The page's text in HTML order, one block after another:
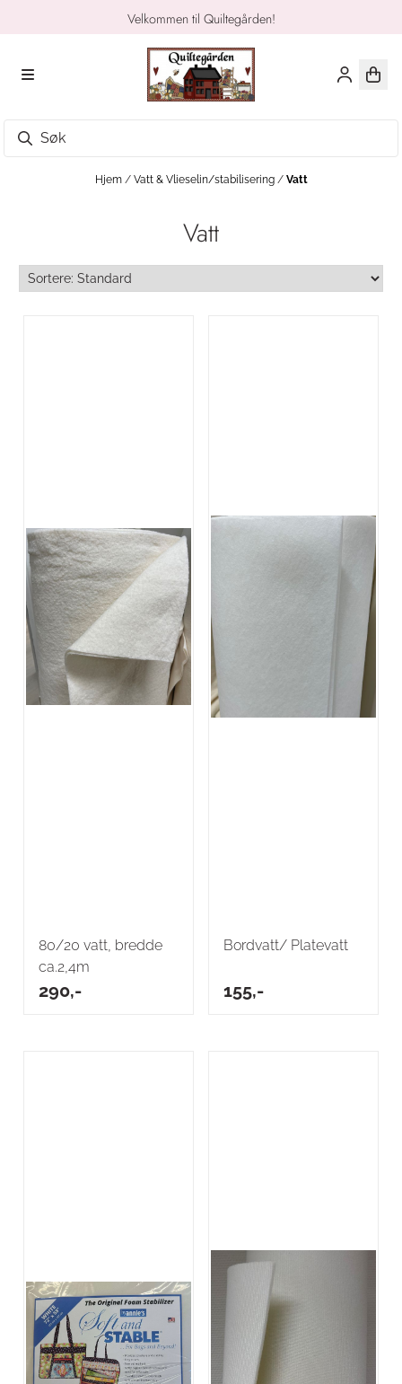
Velkommen til Quiltegården!
Hjem / Vatt & Vlieselin/stabilisering / Vatt
Vatt
80/20 vatt, bredde
ca.2,4m
290,-
Bordvatt/ Platevatt
155,-